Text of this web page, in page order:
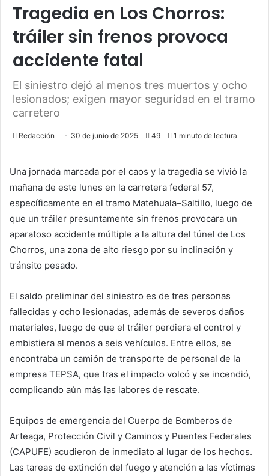
Tragedia en Los Chorros:
tráiler sin frenos provoca
accidente fatal
El siniestro dejó al menos tres muertos y ocho
lesionados; exigen mayor seguridad en el tramo
carretero
Redacción 30 de junio de 2025 49 1 minuto de lectura
Una jornada marcada por el caos y la tragedia se vivió la
mañana de este lunes en la carretera federal 57,
específicamente en el tramo Matehuala–Saltillo, luego de
que un tráiler presuntamente sin frenos provocara un
aparatoso accidente múltiple a la altura del túnel de Los
Chorros, una zona de alto riesgo por su inclinación y
tránsito pesado.
El saldo preliminar del siniestro es de tres personas
fallecidas y ocho lesionadas, además de severos daños
materiales, luego de que el tráiler perdiera el control y
embistiera al menos a seis vehículos. Entre ellos, se
encontraba un camión de transporte de personal de la
empresa TEPSA, que tras el impacto volcó y se incendió,
complicando aún más las labores de rescate.
Equipos de emergencia del Cuerpo de Bomberos de
Arteaga, Protección Civil y Caminos y Puentes Federales
(CAPUFE) acudieron de inmediato al lugar de los hechos.
Las tareas de extinción del fuego y atención a las víctimas